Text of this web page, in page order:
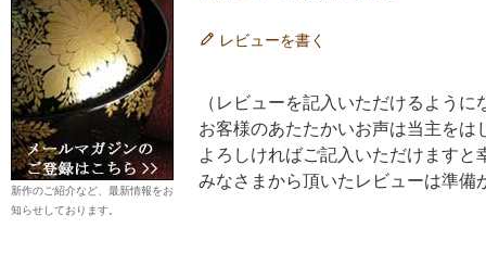
新作のご紹介など、最新情報をお
知らせしております。
レビューを書く
（レビューを記入いただけるように
お客様のあたたかいお声は当主を
よろしければご記入いただけますと
みなさまから頂いたレビューは準備